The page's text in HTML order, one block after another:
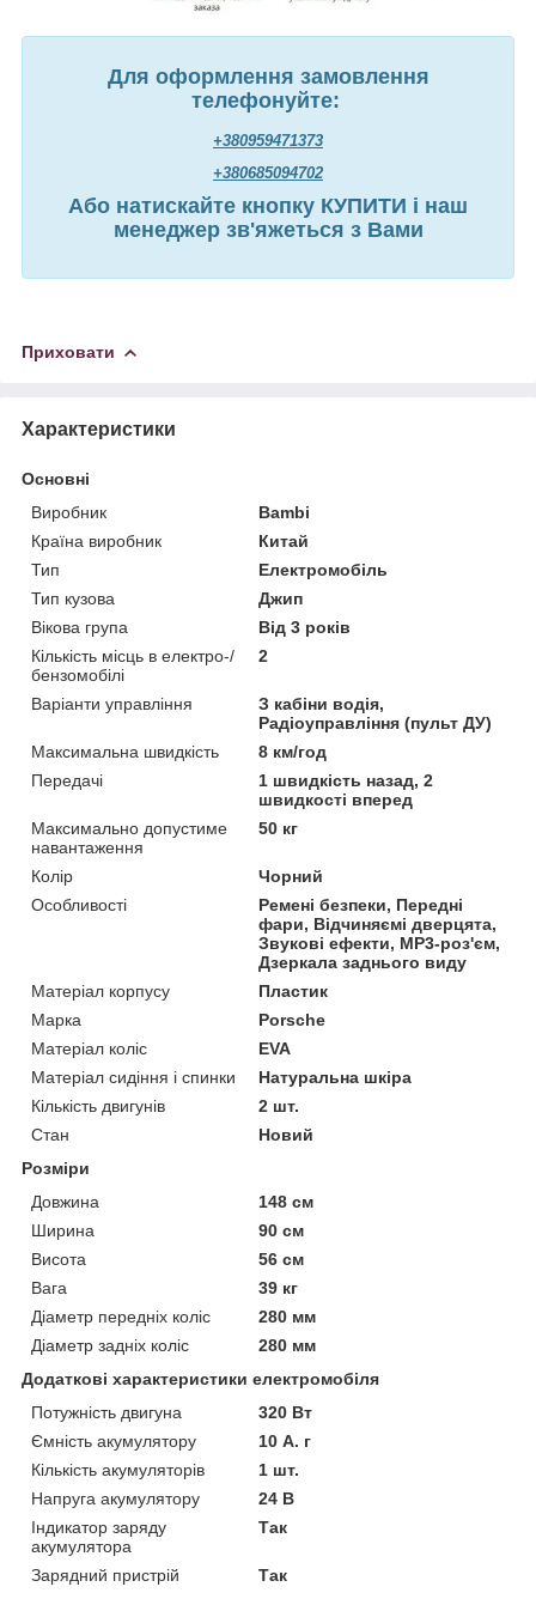
Для оформлення замовлення
телефонуйте:
+380959471373
+380685094702
Або натискайте кнопку КУПИТИ і наш
менеджер зв'яжеться з Вами
Приховати
Характеристики
Основні
Виробник
Bambi
Країна виробник
Китай
Тип
Електромобіль
Тип кузова
Джип
Вікова група
Від 3 років
Кількість місць в електро-/
бензомобілі
2
Варіанти управління
З кабіни водія,
Радіоуправління (пульт ДУ)
Максимальна швидкість
8 км/год
Передачі
1 швидкість назад, 2
швидкості вперед
Максимально допустиме
навантаження
50 кг
Колір
Чорний
Особливості
Ремені безпеки, Передні
фари, Відчиняємі дверцята,
Звукові ефекти, MP3-роз'єм,
Дзеркала заднього виду
Матеріал корпусу
Пластик
Марка
Porsche
Матеріал коліс
EVA
Матеріал сидіння і спинки
Натуральна шкіра
Кількість двигунів
2 шт.
Стан
Новий
Розміри
Довжина
148 см
Ширина
90 см
Висота
56 см
Вага
39 кг
Діаметр передніх коліс
280 мм
Діаметр задніх коліс
280 мм
Додаткові характеристики електромобіля
Потужність двигуна
320 Вт
Ємність акумулятору
10 А. г
Кількість акумуляторів
1 шт.
Напруга акумулятору
24 В
Індикатор заряду
акумулятора
Так
Зарядний пристрій
Так